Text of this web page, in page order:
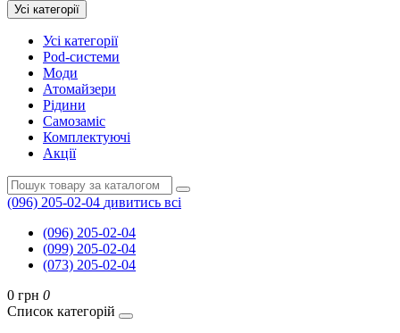
Усі категорії
Усі категорії
Pod-системи
Моди
Атомайзери
Рідини
Самозаміс
Комплектуючі
Акції
(096) 205-02-04 дивитись всі
(096) 205-02-04
(099) 205-02-04
(073) 205-02-04
0 грн 0
Список категорій